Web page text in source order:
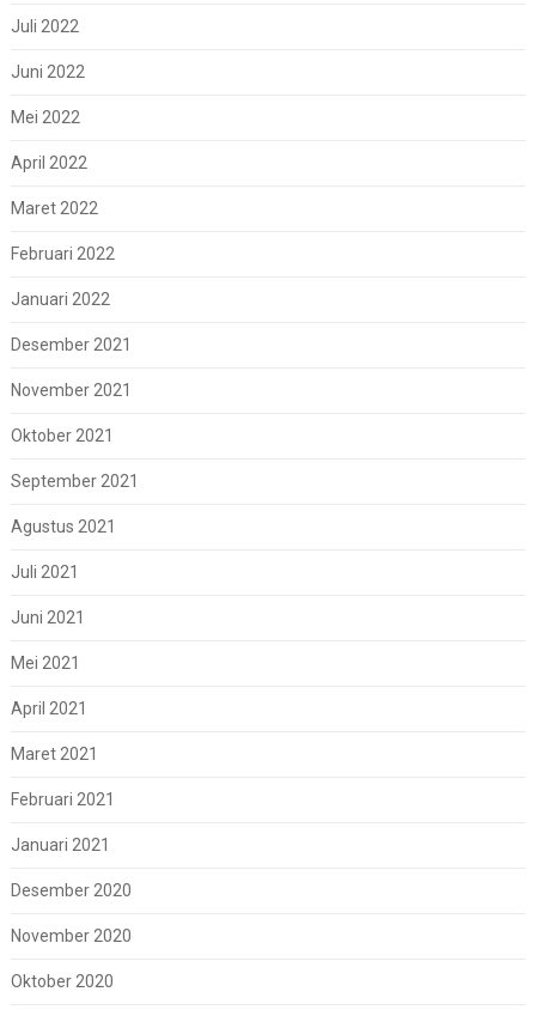
Juli 2022
Juni 2022
Mei 2022
April 2022
Maret 2022
Februari 2022
Januari 2022
Desember 2021
November 2021
Oktober 2021
September 2021
Agustus 2021
Juli 2021
Juni 2021
Mei 2021
April 2021
Maret 2021
Februari 2021
Januari 2021
Desember 2020
November 2020
Oktober 2020